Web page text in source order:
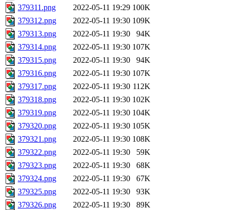
379311.png
2022-05-11 19:29 100K
379312.png
2022-05-11 19:30 109K
379313.png
2022-05-11 19:30
94K
379314.png
2022-05-11 19:30 107K
379315.png
2022-05-11 19:30
94K
379316.png
2022-05-11 19:30 107K
379317.png
2022-05-11 19:30 112K
379318.png
2022-05-11 19:30 102K
379319.png
2022-05-11 19:30 104K
379320.png
2022-05-11 19:30 105K
379321.png
2022-05-11 19:30 108K
379322.png
2022-05-11 19:30
59K
379323.png
2022-05-11 19:30
68K
379324.png
2022-05-11 19:30
67K
379325.png
2022-05-11 19:30
93K
379326.png
2022-05-11 19:30
89K